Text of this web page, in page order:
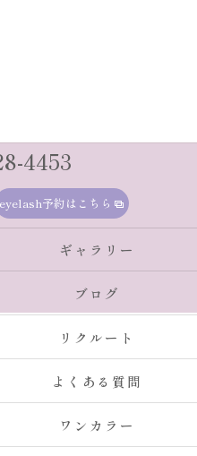
4453
eyelash予約はこちら
ギャラリー
ブログ
リクルート
よくある質問
ワンカラー